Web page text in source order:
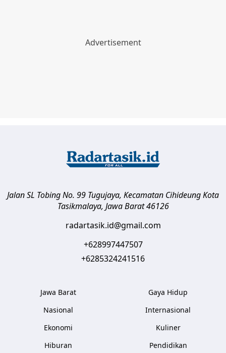
Jalan SL Tobing No. 99 Tugujaya, Kecamatan CihideungKota
Tasikmalaya, Jawa Barat 46126
radartasik.id@gmail.com
+628997447507
+6285324241516
Jawa Barat
Nasional
Ekonomi
Hiburan
Gaya Hidup
Internasional
Kuliner
Pendidikan